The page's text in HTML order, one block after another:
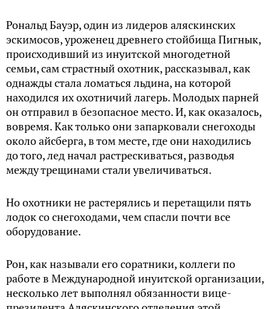
Рональд Бауэр, один из лидеров аляскинских
эскимосов, уроженец древнего стойбища Пигнык,
происходивший из инуитской многодетной
семьи, сам страстный охотник, рассказывал, как
однажды стала ломаться льдина, на которой
находился их охотничий лагерь. Молодых парней
он отправил в безопасное место. И, как оказалось,
вовремя. Как только они запарковали снегоходы
около айсберга, в том месте, где они находились
до того, лед начал растрескиваться, разводья
между трещинами стали увеличиваться.
Но охотники не растерялись и перетащили пять
лодок со снегоходами, чем спасли почти все
оборудование.
Рон, как называли его соратники, коллеги по
работе в Международной инуитской организации,
несколько лет выполнял обязанности вице-